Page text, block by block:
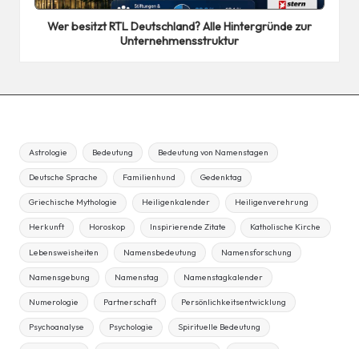
in
Wer besitzt RTL Deutschland? Alle Hintergründe zur
Unternehmensstruktur
Astrologie Bedeutung Bedeutung von Namenstagen
Deutsche Sprache Familienhund Gedenktag
Griechische Mythologie Heiligenkalender Heiligenverehrung
Herkunft Horoskop Inspirierende Zitate Katholische Kirche
Lebensweisheiten Namensbedeutung Namensforschung
Namensgebung Namenstag Namenstagkalender
Numerologie Partnerschaft Persönlichkeitsentwicklung
Psychoanalyse Psychologie Spirituelle Bedeutung